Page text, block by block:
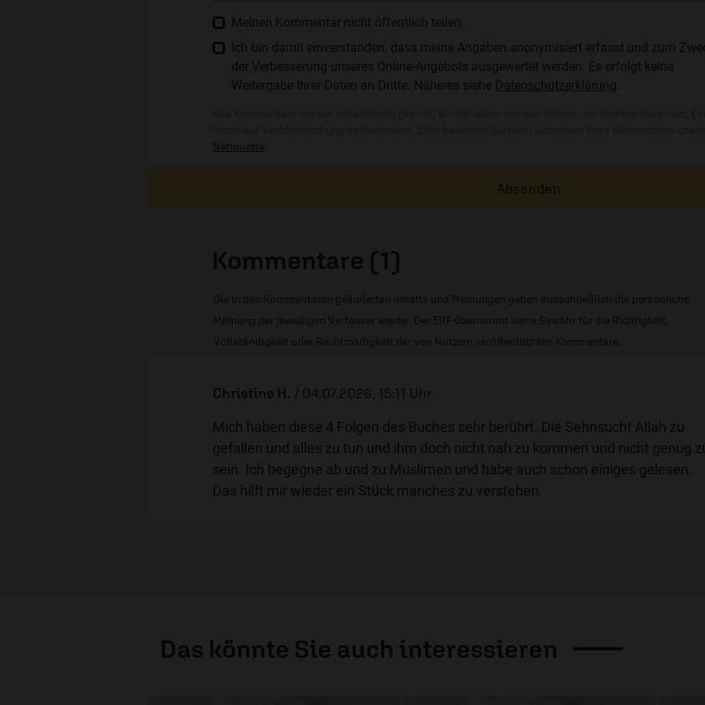
Meinen Kommentar nicht öffentlich teilen.
Ich bin damit einverstanden, dass meine Angaben anonymisiert erfasst und zum
der Verbesserung unseres Online-Angebots ausgewertet werden. Es erfolgt keine
Weitergabe Ihrer Daten an Dritte. Näheres siehe Datenschutzerklärung
Netiquette
Absenden
Kommentare (1)
Die in den Kommentaren geäußerten Inhalte und Meinungen geben ausschließlich die persönliche
Meinung der jeweiligen Verfasser wieder. Der ERF übernimmt keine Gewähr für die Richtigkeit,
Vollständigkeit oder Rechtmäßigkeit der von Nutzern veröffentlichten Kommentare.
Christine H. / 04.07.2026, 15:11 Uhr
Mich haben diese 4 Folgen des Buches sehr berührt. Die Sehnsucht Allah zu
gefallen und alles zu tun und ihm doch nicht nah zu kommen und nicht genug
sein. Ich begegne ab und zu Muslimen und habe auch schon einiges gelesen.
Das hilft mir wieder ein Stück manches zu verstehen.
Das könnte Sie auch interessieren